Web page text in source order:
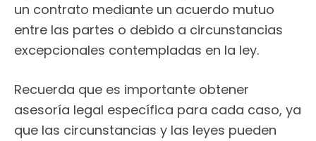
un contrato mediante un acuerdo mutuo
entre las partes o debido a circunstancias
excepcionales contempladas en la ley.
Recuerda que es importante obtener
asesoría legal específica para cada caso, ya
que las circunstancias y las leyes pueden